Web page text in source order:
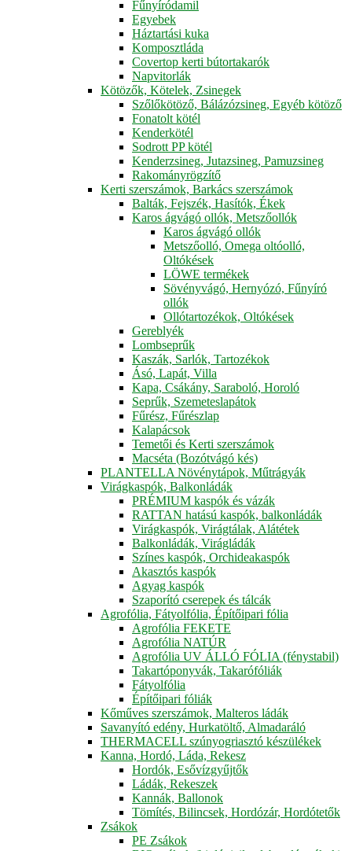
Fűnyíródamil
Egyebek
Háztartási kuka
Komposztláda
Covertop kerti bútortakarók
Napvitorlák
Kötözők, Kötelek, Zsinegek
Szőlőkötöző, Bálázózsineg, Egyéb kötöző
Fonatolt kötél
Kenderkötél
Sodrott PP kötél
Kenderzsineg, Jutazsineg, Pamuzsineg
Rakományrögzítő
Kerti szerszámok, Barkács szerszámok
Balták, Fejszék, Hasítók, Ékek
Karos ágvágó ollók, Metszőollók
Karos ágvágó ollók
Metszőolló, Omega oltóolló,
Oltókések
LÖWE termékek
Sövényvágó, Hernyózó, Fűnyíró
ollók
Ollótartozékok, Oltókések
Gereblyék
Lombseprűk
Kaszák, Sarlók, Tartozékok
Ásó, Lapát, Villa
Kapa, Csákány, Saraboló, Horoló
Seprűk, Szemeteslapátok
Fűrész, Fűrészlap
Kalapácsok
Temetői és Kerti szerszámok
Macséta (Bozótvágó kés)
PLANTELLA Növénytápok, Műtrágyák
Virágkaspók, Balkonládák
PRÉMIUM kaspók és vázák
RATTAN hatású kaspók, balkonládák
Virágkaspók, Virágtálak, Alátétek
Balkonládák, Virágládák
Színes kaspók, Orchideakaspók
Akasztós kaspók
Agyag kaspók
Szaporító cserepek és tálcák
Agrofólia, Fátyolfólia, Építőipari fólia
Agrofólia FEKETE
Agrofólia NATÚR
Agrofólia UV ÁLLÓ FÓLIA (fénystabil)
Takartóponyvák, Takarófóliák
Fátyolfólia
Építőipari fóliák
Kőműves szerszámok, Malteros ládák
Savanyító edény, Hurkatöltő, Almadaráló
THERMACELL szúnyogriasztó készülékek
Kanna, Hordó, Láda, Rekesz
Hordók, Esővízgyűjtők
Ládák, Rekeszek
Kannák, Ballonok
Tömítés, Bilincsek, Hordózár, Hordótetők
Zsákok
PE Zsákok